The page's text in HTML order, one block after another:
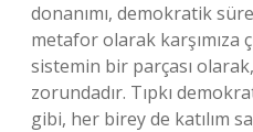
donanımı, demokratik
metafor olarak karşımıza
sistemin bir parçası
zorundadır. Tıpkı
gibi, her birey de katılım